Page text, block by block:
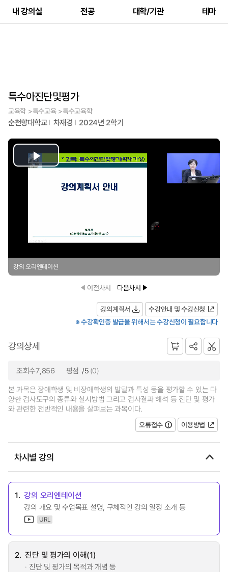
내 강의실 전공 대학/기관 테마
특수아진단및평가
교육학 >특수교육 >특수교육학
순천향대학교 차재경 2024년 2학기
Play
Video
강의 오리엔테이션
이전차시 다음차시
강의계획서
수강안내 및 수강신청
※ 수강확인증 발급을 위해서는 수강신청이 필요합니다
강의상세
조회수7,856 평점 /5 (0)
본 과목은 장애학생 및 비장애학생의 발달과 특성 등을 평가할 수 있는 다
양한 검사도구의 종류와 실시방법 그리고 검사결과 해석 등 진단 및 평가
와 관련한 전반적인 내용을 살펴보는 과목이다.
오류접수
이용방법
차시별 강의
1. 강의 오리엔테이션
강의 개요 및 수업목표 설명, 구체적인 강의 일정 소개 등
URL
2. 진단 및 평가의 이해(1)
· 진단 및 평가의 목적과 개념 등